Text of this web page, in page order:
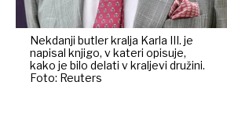
Nekdanji butler kralja Karla III. je
napisal knjigo, v kateri opisuje,
kako je bilo delati v kraljevi družini.
Foto: Reuters